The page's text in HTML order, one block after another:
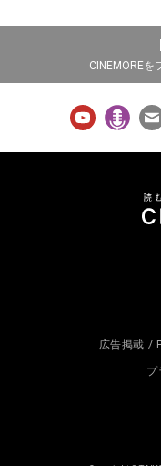
CINEMORE
広告掲載 /
プ